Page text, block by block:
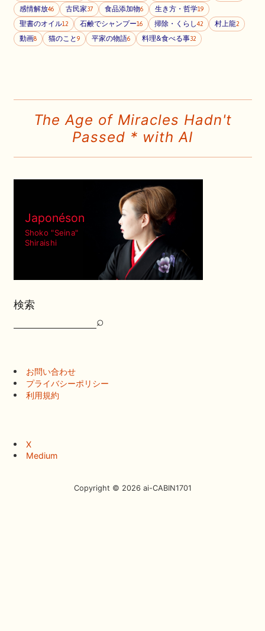
感情解放46 古民家37 食品添加物6 生き方・哲学19
聖書のオイル12 石鹸でシャンプー16 掃除・くらし42 村上龍2
動画8 猫のこと9 平家の物語6 料理&食べる事32
The Age of Miracles Hadn't
Passed * with AI
Japonéson
Shoko "Seina"
Shiraishi
検索
検
⌕
お問い合わせ
プライバシーポリシー
利用規約
X
Medium
Copyright © 2026 ai-CABIN1701